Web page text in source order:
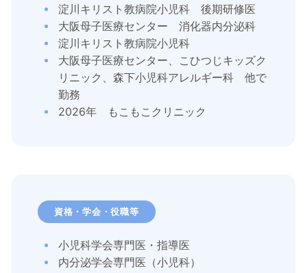
淀川キリスト教病院小児科 後期研修医
大阪母子医療センター 消化器内分泌科
淀川キリスト教病院小児科
大阪母子医療センター、こひつじキッズク
リニック、森下小児科アレルギー科 他で
勤務
2026年 もこもこクリニック
資格・学会・役職等
小児科学会専門医・指導医
内分泌学会専門医（小児科）